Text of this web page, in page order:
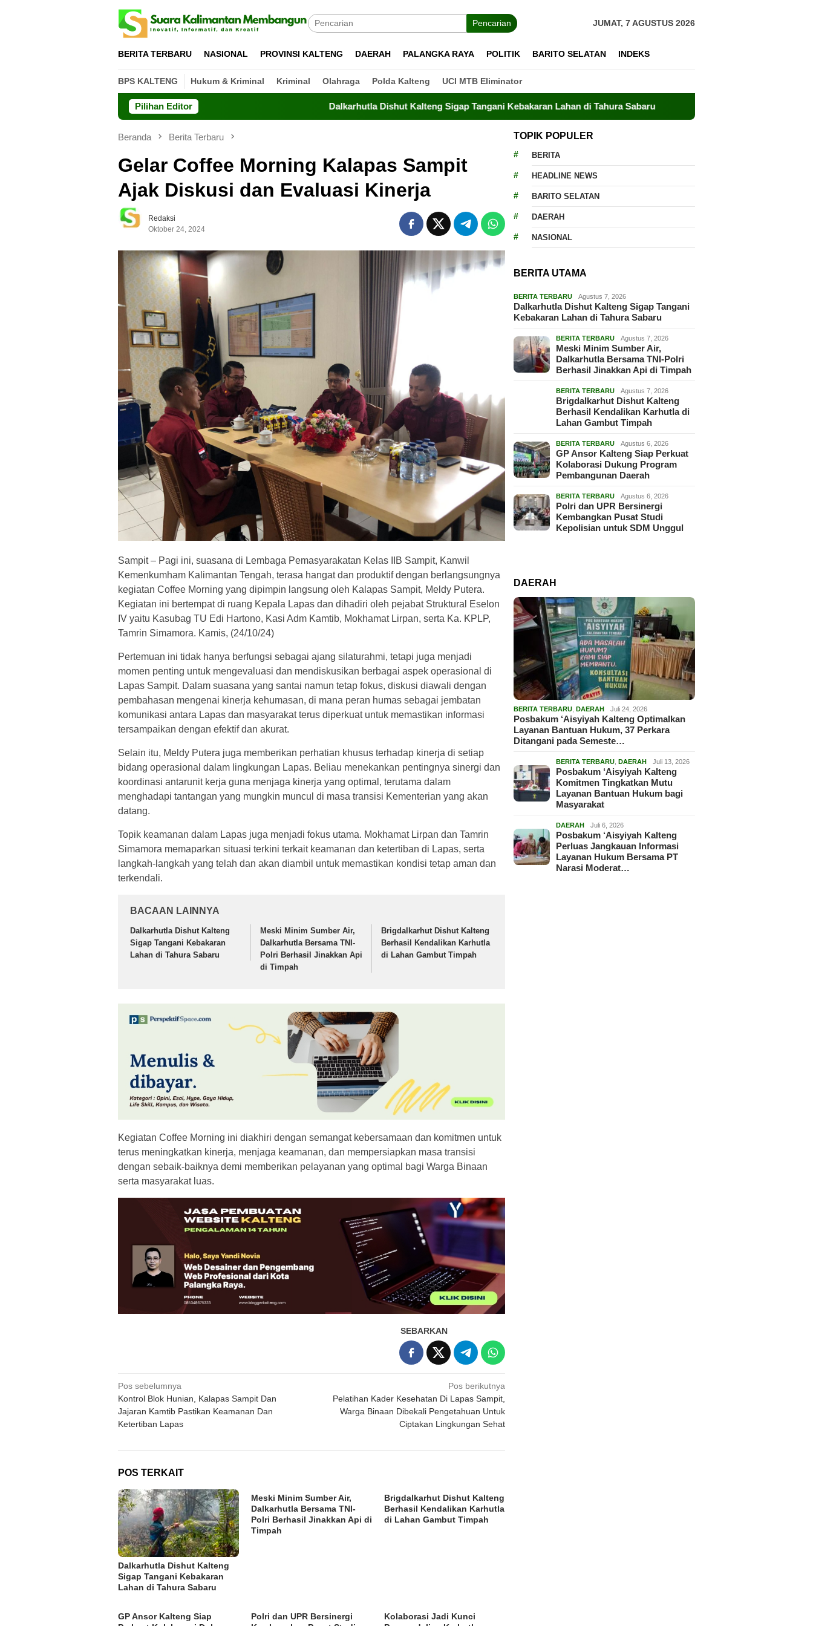
Pencarian JUMAT, 7 AGUSTUS 2026
BERITA TERBARU NASIONAL PROVINSI KALTENG DAERAH PALANGKA RAYA POLITIK BARITO SELATAN INDEKS
BPS KALTENG Hukum & Kriminal Kriminal Olahraga Polda Kalteng UCI MTB Eliminator
Pilihan Editor Dalkarhutla Dishut Kalteng Sigap Tangani Kebakaran Lahan di Tahura Sabaru Meski Minim Sumber Air, Dalkarhutla
Beranda Berita Terbaru
Gelar Coffee Morning Kalapas Sampit
Ajak Diskusi dan Evaluasi Kinerja
Redaksi
Oktober 24, 2024
Sampit – Pagi ini, suasana di Lembaga Pemasyarakatan Kelas IIB Sampit, Kanwil
Kemenkumham Kalimantan Tengah, terasa hangat dan produktif dengan berlangsungnya
kegiatan Coffee Morning yang dipimpin langsung oleh Kalapas Sampit, Meldy Putera.
Kegiatan ini bertempat di ruang Kepala Lapas dan dihadiri oleh pejabat Struktural Eselon
IV yaitu Kasubag TU Edi Hartono, Kasi Adm Kamtib, Mokhamat Lirpan, serta Ka. KPLP,
Tamrin Simamora. Kamis, (24/10/24)
Pertemuan ini tidak hanya berfungsi sebagai ajang silaturahmi, tetapi juga menjadi
momen penting untuk mengevaluasi dan mendiskusikan berbagai aspek operasional di
Lapas Sampit. Dalam suasana yang santai namun tetap fokus, diskusi diawali dengan
pembahasan mengenai kinerja kehumasan, di mana peran humas sebagai jembatan
komunikasi antara Lapas dan masyarakat terus diperkuat untuk memastikan informasi
tersampaikan dengan efektif dan akurat.
Selain itu, Meldy Putera juga memberikan perhatian khusus terhadap kinerja di setiap
bidang operasional dalam lingkungan Lapas. Beliau menekankan pentingnya sinergi dan
koordinasi antarunit kerja guna menjaga kinerja yang optimal, terutama dalam
menghadapi tantangan yang mungkin muncul di masa transisi Kementerian yang akan
datang.
Topik keamanan dalam Lapas juga menjadi fokus utama. Mokhamat Lirpan dan Tamrin
Simamora memaparkan situasi terkini terkait keamanan dan ketertiban di Lapas, serta
langkah-langkah yang telah dan akan diambil untuk memastikan kondisi tetap aman dan
terkendali.
BACAAN LAINNYA
Dalkarhutla Dishut Kalteng
Sigap Tangani Kebakaran
Lahan di Tahura Sabaru
Meski Minim Sumber Air,
Dalkarhutla Bersama TNI-
Polri Berhasil Jinakkan Api
di Timpah
Brigdalkarhut Dishut Kalteng
Berhasil Kendalikan Karhutla
di Lahan Gambut Timpah
Kegiatan Coffee Morning ini diakhiri dengan semangat kebersamaan dan komitmen untuk
terus meningkatkan kinerja, menjaga keamanan, dan mempersiapkan masa transisi
dengan sebaik-baiknya demi memberikan pelayanan yang optimal bagi Warga Binaan
serta masyarakat luas.
SEBARKAN
Navigasi
pos
Pos sebelumnya
Kontrol Blok Hunian, Kalapas Sampit Dan
Jajaran Kamtib Pastikan Keamanan Dan
Ketertiban Lapas
Pos berikutnya
Pelatihan Kader Kesehatan Di Lapas Sampit,
Warga Binaan Dibekali Pengetahuan Untuk
Ciptakan Lingkungan Sehat
POS TERKAIT
Dalkarhutla Dishut Kalteng
Sigap Tangani Kebakaran
Lahan di Tahura Sabaru
Meski Minim Sumber Air,
Dalkarhutla Bersama TNI-
Polri Berhasil Jinakkan Api di
Timpah
Brigdalkarhut Dishut Kalteng
Berhasil Kendalikan Karhutla
di Lahan Gambut Timpah
GP Ansor Kalteng Siap
Polri dan UPR Bersinergi
Kolaborasi Jadi Kunci
TOPIK POPULER
BERITA
HEADLINE NEWS
BARITO SELATAN
DAERAH
NASIONAL
BERITA UTAMA
BERITA TERBARU Agustus 7, 2026
Dalkarhutla Dishut Kalteng Sigap Tangani
Kebakaran Lahan di Tahura Sabaru
BERITA TERBARU Agustus 7, 2026
Meski Minim Sumber Air,
Dalkarhutla Bersama TNI-Polri
Berhasil Jinakkan Api di Timpah
BERITA TERBARU Agustus 7, 2026
Brigdalkarhut Dishut Kalteng
Berhasil Kendalikan Karhutla di
Lahan Gambut Timpah
BERITA TERBARU Agustus 6, 2026
GP Ansor Kalteng Siap Perkuat
Kolaborasi Dukung Program
Pembangunan Daerah
BERITA TERBARU Agustus 6, 2026
Polri dan UPR Bersinergi
Kembangkan Pusat Studi
Kepolisian untuk SDM Unggul
DAERAH
BERITA TERBARU ,DAERAH Juli 24, 2026
Posbakum ‘Aisyiyah Kalteng Optimalkan
Layanan Bantuan Hukum, 37 Perkara
Ditangani pada Semeste…
BERITA TERBARU ,DAERAH Juli 13, 2026
Posbakum ‘Aisyiyah Kalteng
Komitmen Tingkatkan Mutu
Layanan Bantuan Hukum bagi
Masyarakat
DAERAH Juli 6, 2026
Posbakum ‘Aisyiyah Kalteng
Perluas Jangkauan Informasi
Layanan Hukum Bersama PT
Narasi Moderat…